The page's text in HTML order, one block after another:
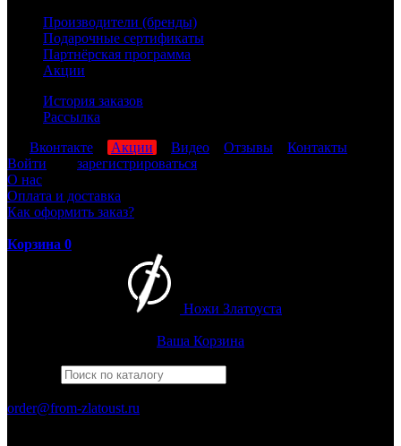
Производители (бренды)
Подарочные сертификаты
Партнёрская программа
Акции
История заказов
Рассылка
Вконтакте Акции Видео Отзывы
Контакты
Войти
зарегистрироваться
О нас
Оплата и доставка
Как оформить заказ?
Корзина 0
Ножи Златоуста
Ваша Корзина
order@from-zlatoust.ru